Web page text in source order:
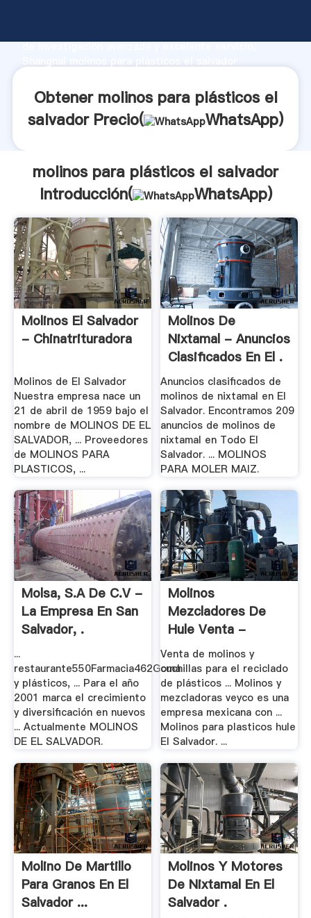
de investigación avanzada y excelente servicio,
clientes.
Obtener molinos para plásticos el
salvador Precio(
WhatsApp)
molinos para plásticos el salvador
Introducción(
WhatsApp)
Molinos El Salvador
- Chinatrituradora
Molinos de El Salvador
Nuestra empresa nace un
21 de abril de 1959 bajo el
nombre de MOLINOS DE EL
SALVADOR, ... Proveedores
de MOLINOS PARA
PLASTICOS, ...
Molinos De
Nixtamal - Anuncios
Clasificados En El .
Anuncios clasificados de
molinos de nixtamal en El
Salvador. Encontramos 209
anuncios de molinos de
nixtamal en Todo El
Salvador. ... MOLINOS
PARA MOLER MAIZ.
Molsa, S.A De C.V -
La Empresa En San
Salvador, .
...
restaurante550Farmacia462Goma
y plásticos, ... Para el año
2001 marca el crecimiento
y diversificación en nuevos
... Actualmente MOLINOS
DE EL SALVADOR.
Molinos
Mezcladores De
Hule Venta -
Bertkelly
Venta de molinos y
cuchillas para el reciclado
de plásticos ... Molinos y
mezcladoras veyco es una
empresa mexicana con ...
Molinos para plasticos hule
El Salvador. ...
Molino De Martillo
Para Granos En El
Salvador ...
Molinos Y Motores
De Nixtamal En El
Salvador .